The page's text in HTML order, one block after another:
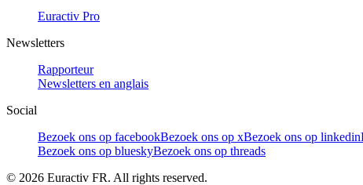
Euractiv Pro
Newsletters
Rapporteur
Newsletters en anglais
Social
Bezoek ons op facebookBezoek ons op xBezoek ons op linkedin
Bezoek ons op blueskyBezoek ons op threads
© 2026 Euractiv FR. All rights reserved.